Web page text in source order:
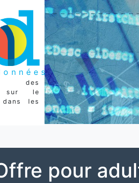
des
sur le
dans les
pour